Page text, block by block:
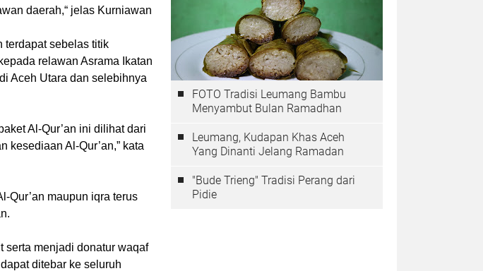
daerah,“ jelas Kurniawan
terdapat sebelas titik
relawan Asrama Ikatan
Aceh Utara dan selebihnya
Al-Qur’an ini dilihat dari
kesediaan Al-Qur’an,” kata
Qur’an maupun iqra terus
serta menjadi donatur waqaf
ditebar ke seluruh
FOTO Tradisi Leumang Bambu
Menyambut Bulan Ramadhan
Leumang, Kudapan Khas Aceh
Yang Dinanti Jelang Ramadan
"Bude Trieng" Tradisi Perang dari
Pidie